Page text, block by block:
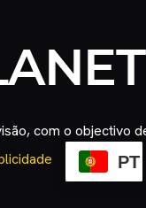
com o objectivo
PT